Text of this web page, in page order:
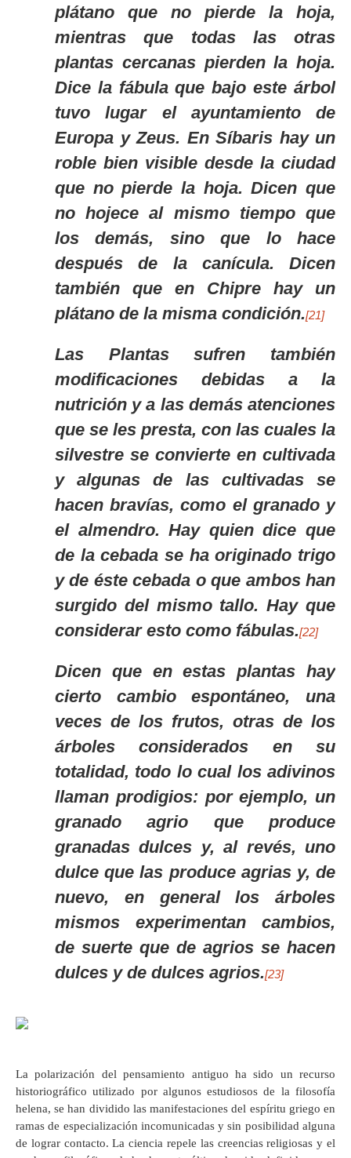
plátano que no pierde la hoja,
mientras que todas las otras
plantas cercanas pierden la hoja.
Dice la fábula que bajo este árbol
tuvo lugar el ayuntamiento de
Europa y Zeus. En Síbaris hay un
roble bien visible desde la ciudad
que no pierde la hoja. Dicen que
no hojece al mismo tiempo que
los demás, sino que lo hace
después de la canícula. Dicen
también que en Chipre hay un
plátano de la misma condición.[21]
Las Plantas sufren también
modificaciones debidas a la
nutrición y a las demás atenciones
que se les presta, con las cuales la
silvestre se convierte en cultivada
y algunas de las cultivadas se
hacen bravías, como el granado y
el almendro. Hay quien dice que
de la cebada se ha originado trigo
y de éste cebada o que ambos han
surgido del mismo tallo. Hay que
considerar esto como fábulas.[22]
Dicen que en estas plantas hay
cierto cambio espontáneo, una
veces de los frutos, otras de los
árboles considerados en su
totalidad, todo lo cual los adivinos
llaman prodigios: por ejemplo, un
granado agrio que produce
granadas dulces y, al revés, uno
dulce que las produce agrias y, de
nuevo, en general los árboles
mismos experimentan cambios,
de suerte que de agrios se hacen
dulces y de dulces agrios.[23]
La polarización del pensamiento antiguo ha sido un recurso
historiográfico utilizado por algunos estudiosos de la filosofía
helena, se han dividido las manifestaciones del espíritu griego en
ramas de especialización incomunicadas y sin posibilidad alguna
de lograr contacto. La ciencia repele las creencias religiosas y el